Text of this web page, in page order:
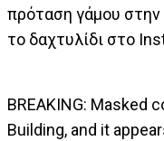
πρόταση γάμου στην
το δαχτυλίδι στο
BREAKING: Masked
Building, and it